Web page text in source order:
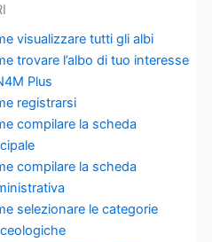
visualizzare tutti gli albi
trovare l’albo di tuo interesse
Plus
registrarsi
compilare la scheda
compilare la scheda
selezionare le categorie